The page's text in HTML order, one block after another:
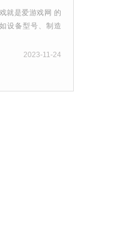
是爱游戏网 的
设备型号、制造
2023-11-24